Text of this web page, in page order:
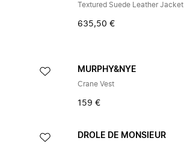
Textured Suede Leather Jacket
635,50 €
MURPHY&NYE
Crane Vest
159 €
DROLE DE MONSIEUR